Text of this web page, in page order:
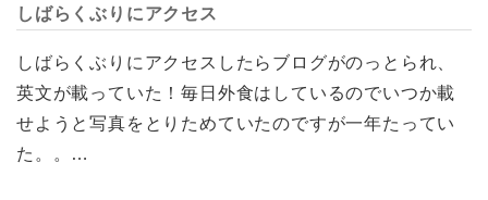
しばらくぶりにアクセス
しばらくぶりにアクセスしたらブログがのっとられ、
英文が載っていた！毎日外食はしているのでいつか載
せようと写真をとりためていたのですが一年たってい
た。。…